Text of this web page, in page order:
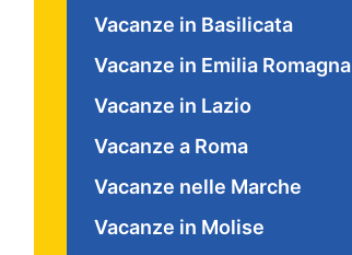
Vacanze in Basilicata
Vacanze in Emilia Romagna
Vacanze in Lazio
Vacanze a Roma
Vacanze nelle Marche
Vacanze in Molise